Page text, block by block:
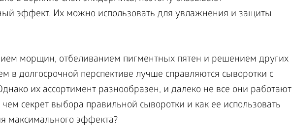
эффект. Их можно использовать для увлажнения и защиты
морщин, отбеливанием пигментных пятен и решением других
в долгосрочной перспективе лучше справляются сыворотки с
их ассортимент разнообразен, и далеко не все они работают
секрет выбора правильной сыворотки и как ее использовать
максимального эффекта?